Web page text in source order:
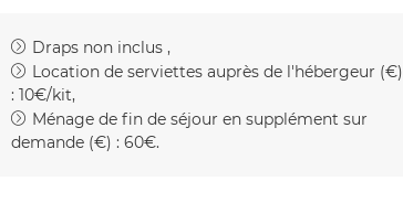
Draps non inclus
Location de serviettes auprès de l'hébergeur (€)
: 10€/kit
Ménage de fin de séjour en supplément sur
demande (€) : 60€